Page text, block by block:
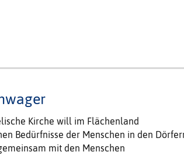
Kirche will im Flächenland
Bedürfnisse der Menschen in den
mit den Menschen